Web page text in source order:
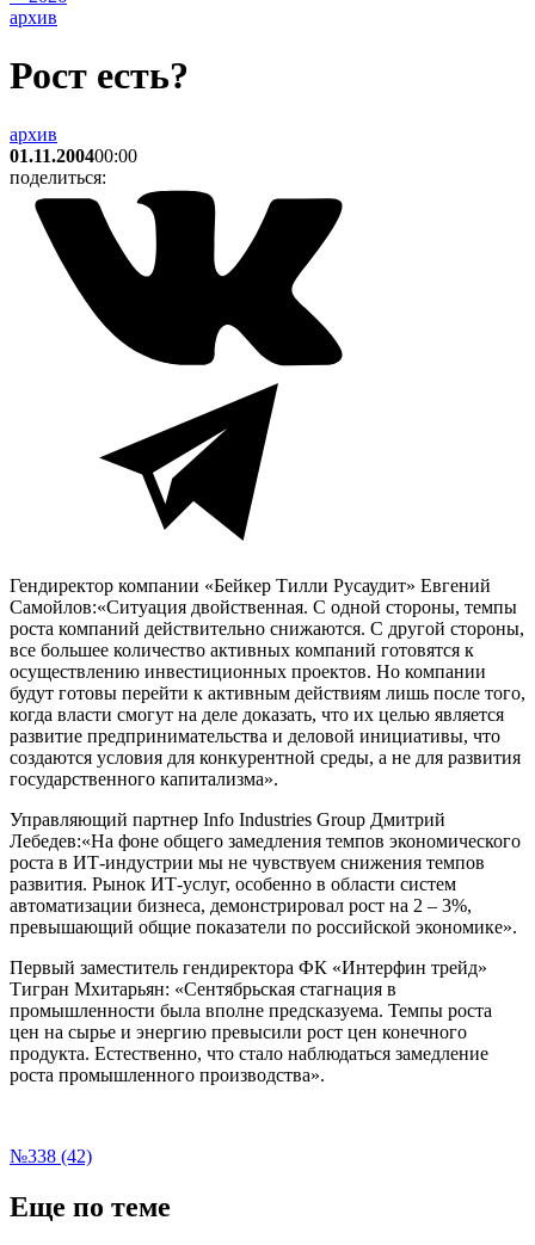
архив
Рост есть?
архив
01.11.200400:00
поделиться:
Гендиректор компании «Бейкер Тилли Русаудит» Евгений
Самойлов:«Ситуация двойственная. С одной стороны, темпы
роста компаний действительно снижаются. С другой стороны,
все большее количество активных компаний готовятся к
осуществлению инвестиционных проектов. Но компании
будут готовы перейти к активным действиям лишь после того,
когда власти смогут на деле доказать, что их целью является
развитие предпринимательства и деловой инициативы, что
создаются условия для конкурентной среды, а не для развития
государственного капитализма».
Управляющий партнер Info Industries Group Дмитрий
Лебедев:«На фоне общего замедления темпов экономического
роста в ИТ-индустрии мы не чувствуем снижения темпов
развития. Рынок ИТ-услуг, особенно в области систем
автоматизации бизнеса, демонстрировал рост на 2 – 3%,
превышающий общие показатели по российской экономике».
Первый заместитель гендиректора ФК «Интерфин трейд»
Тигран Мхитарьян: «Сентябрьская стагнация в
промышленности была вполне предсказуема. Темпы роста
цен на сырье и энергию превысили рост цен конечного
продукта. Естественно, что стало наблюдаться замедление
роста промышленного производства».
№338 (42)
Еще по теме